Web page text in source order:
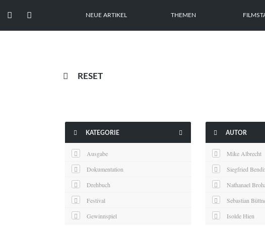
  NEUE ARTIKEL THEMEN
 RESET
 KATEGORIE 
Ausgabe
Dokumentation
Drehbuch
Festival
Gewinnspiel
 AUTOR
Mike Albrecht
Siegfried
Nathanael
Sebastian
Isolde Hien